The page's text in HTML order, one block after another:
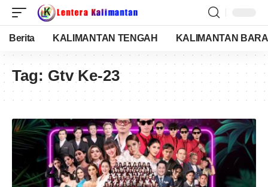
Berita KALIMANTAN TENGAH KALIMANTAN
Tag: Gtv Ke-23